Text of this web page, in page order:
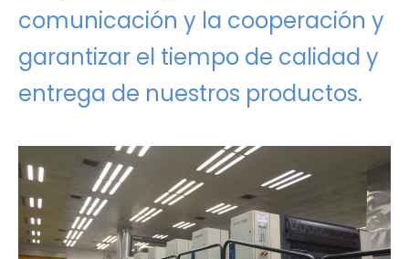
comunicación y la cooperación y
garantizar el tiempo de calidad y
entrega de nuestros productos.